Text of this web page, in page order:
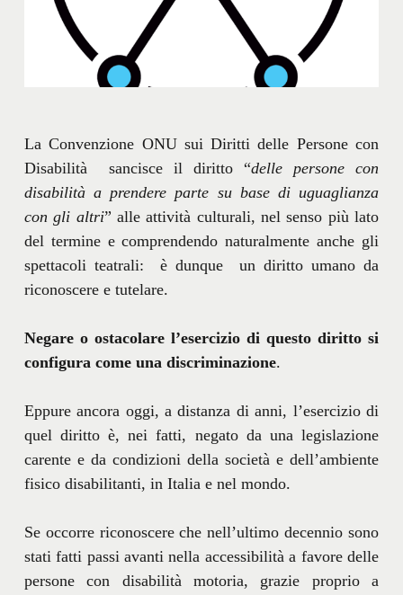
La Convenzione ONU sui Diritti delle Persone con
Disabilità sancisce il diritto “delle persone con
disabilità a prendere parte su base di uguaglianza
con gli altri” alle attività culturali, nel senso più lato
del termine e comprendendo naturalmente anche gli
spettacoli teatrali: è dunque un diritto umano da
riconoscere e tutelare.
Negare o ostacolare l’esercizio di questo diritto si
configura come una discriminazione.
Eppure ancora oggi, a distanza di anni, l’esercizio di
quel diritto è, nei fatti, negato da una legislazione
carente e da condizioni della società e dell’ambiente
fisico disabilitanti, in Italia e nel mondo.
Se occorre riconoscere che nell’ultimo decennio sono
stati fatti passi avanti nella accessibilità a favore delle
persone con disabilità motoria, grazie proprio a